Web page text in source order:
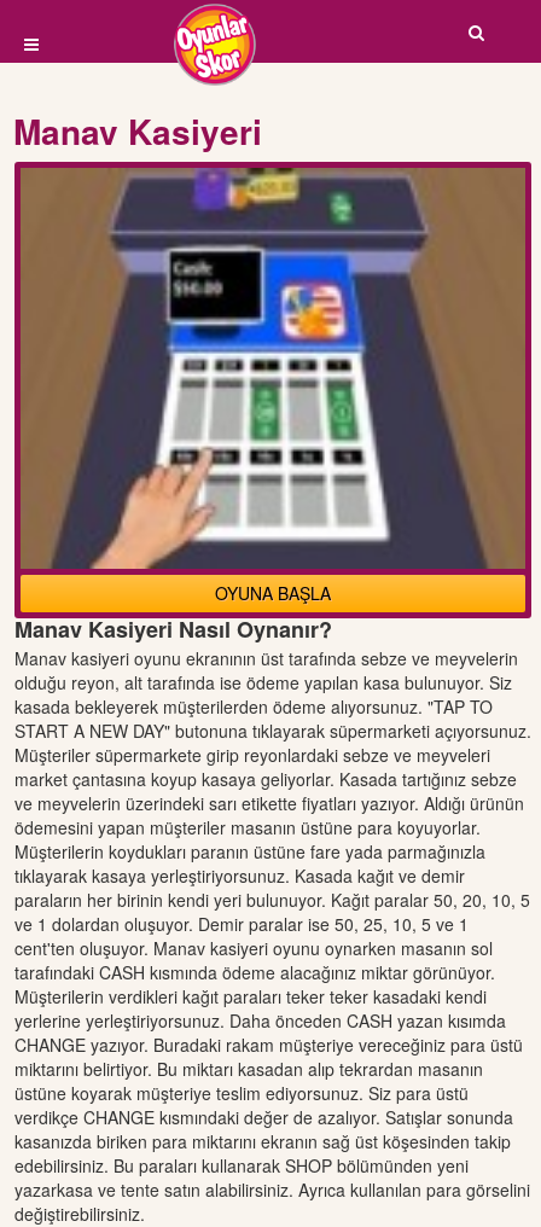
Manav Kasiyeri
OYUNA BAŞLA
Manav Kasiyeri Nasıl Oynanır?
Manav kasiyeri oyunu ekranının üst tarafında sebze ve meyvelerin
olduğu reyon, alt tarafında ise ödeme yapılan kasa bulunuyor. Siz
kasada bekleyerek müşterilerden ödeme alıyorsunuz. "TAP TO
START A NEW DAY" butonuna tıklayarak süpermarketi açıyorsunuz.
Müşteriler süpermarkete girip reyonlardaki sebze ve meyveleri
market çantasına koyup kasaya geliyorlar. Kasada tartığınız sebze
ve meyvelerin üzerindeki sarı etikette fiyatları yazıyor. Aldığı ürünün
ödemesini yapan müşteriler masanın üstüne para koyuyorlar.
Müşterilerin koydukları paranın üstüne fare yada parmağınızla
tıklayarak kasaya yerleştiriyorsunuz. Kasada kağıt ve demir
paraların her birinin kendi yeri bulunuyor. Kağıt paralar 50, 20, 10, 5
ve 1 dolardan oluşuyor. Demir paralar ise 50, 25, 10, 5 ve 1
cent'ten oluşuyor. Manav kasiyeri oyunu oynarken masanın sol
tarafındaki CASH kısmında ödeme alacağınız miktar görünüyor.
Müşterilerin verdikleri kağıt paraları teker teker kasadaki kendi
yerlerine yerleştiriyorsunuz. Daha önceden CASH yazan kısımda
CHANGE yazıyor. Buradaki rakam müşteriye vereceğiniz para üstü
miktarını belirtiyor. Bu miktarı kasadan alıp tekrardan masanın
üstüne koyarak müşteriye teslim ediyorsunuz. Siz para üstü
verdikçe CHANGE kısmındaki değer de azalıyor. Satışlar sonunda
kasanızda biriken para miktarını ekranın sağ üst köşesinden takip
edebilirsiniz. Bu paraları kullanarak SHOP bölümünden yeni
yazarkasa ve tente satın alabilirsiniz. Ayrıca kullanılan para görselini
değiştirebilirsiniz.